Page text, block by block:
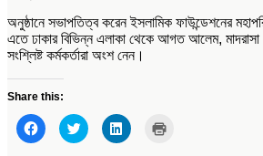
অনুষ্ঠানে সভাপতিত্ব করেন ইসলামিক ফাউন্ডেশনের
এতে ঢাকার বিভিন্ন এলাকা থেকে আগত আলেম, মাদরাসা
সংশ্লিষ্ট কর্মকর্তারা অংশ নেন।
Share this:
Click
to
share
Click
to
share
Click
to